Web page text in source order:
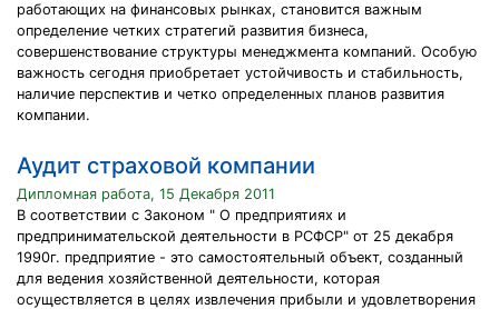
работающих на финансовых рынках, становится важным
определение четких стратегий развития бизнеса,
совершенствование структуры менеджмента компаний. Особую
важность сегодня приобретает устойчивость и стабильность,
наличие перспектив и четко определенных планов развития
компании.
Аудит страховой компании
Дипломная работа, 15 Декабря 2011
В соответствии с Законом " О предприятиях и
предпринимательской деятельности в РСФСР" от 25 декабря
1990г. предприятие - это самостоятельный объект, созданный
для ведения хозяйственной деятельности, которая
осуществляется в целях извлечения прибыли и удовлетворения